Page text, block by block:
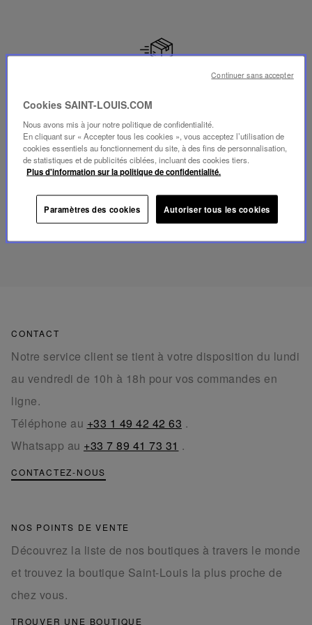
LIVRAISON OFFERTE
Européenne.
RETOUR OFFERT
Les retours sont offerts sous 30 jours à compter de la
CONTACT
Notre service client se tient à votre disposition du lundi
au vendredi de 10h à 18h pour vos commandes en
ligne.
Téléphone au +33 1 49 42 42 63 .
Whatsapp au +33 7 89 41 73 31 .
CONTACTEZ-NOUS
NOS POINTS DE VENTE
Découvrez la liste de nos boutiques à travers le monde
et trouvez la boutique Saint-Louis la plus proche de
chez vous.
TROUVER UNE BOUTIQUE
Cookies SAINT-LOUIS.COM
Nous avons mis à jour notre politique de confidentialité.
En cliquant sur « Accepter tous les cookies », vous acceptez l’utilisation de
cookies essentiels au fonctionnement du site, à des fins de personnalisation,
de statistiques et de publicités ciblées, incluant des cookies tiers.
Plus d'information sur la politique de confidentialité.
Paramètres des cookies Autoriser tous les cookies
Continuer sans accepter